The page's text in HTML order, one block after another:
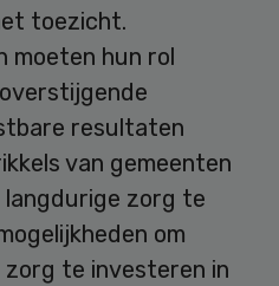
toezicht.
moeten hun rol
resultaten
van gemeenten
langdurige zorg te
om
te investeren in